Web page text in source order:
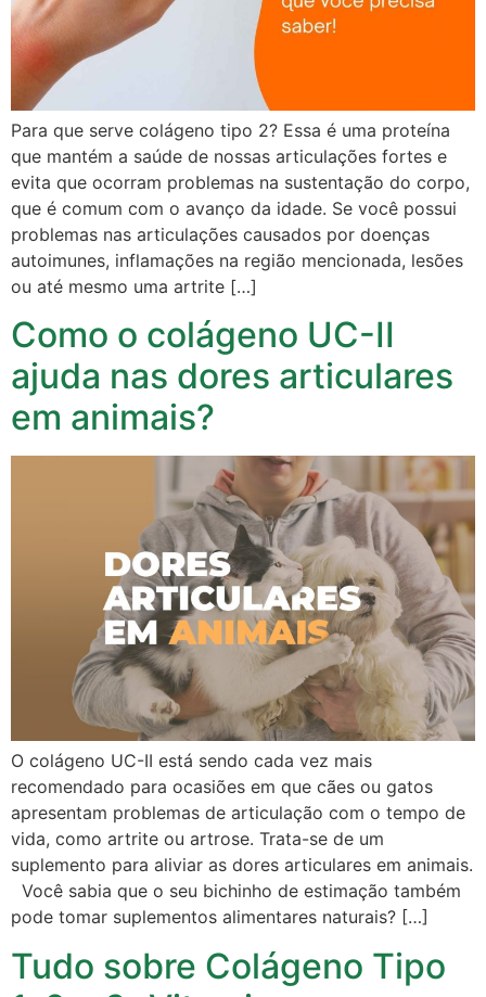
Para que serve colágeno tipo 2? Essa é uma proteína
que mantém a saúde de nossas articulações fortes e
evita que ocorram problemas na sustentação do corpo,
que é comum com o avanço da idade. Se você possui
problemas nas articulações causados por doenças
autoimunes, inflamações na região mencionada, lesões
ou até mesmo uma artrite […]
Como o colágeno UC-II
ajuda nas dores articulares
em animais?
O colágeno UC-II está sendo cada vez mais
recomendado para ocasiões em que cães ou gatos
apresentam problemas de articulação com o tempo de
vida, como artrite ou artrose. Trata-se de um
suplemento para aliviar as dores articulares em animais.
Você sabia que o seu bichinho de estimação também
pode tomar suplementos alimentares naturais? […]
Tudo sobre Colágeno Tipo